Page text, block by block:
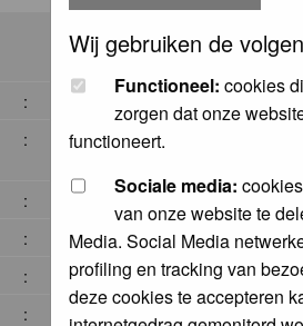
Wij gebruiken de
Functioneel: cookies
zorgen dat onze
functioneert.
Sociale media:
van onze website te
Media. Social Media
profiling en tracking van
deze cookies te accepteren
:
:
:
:
:
: